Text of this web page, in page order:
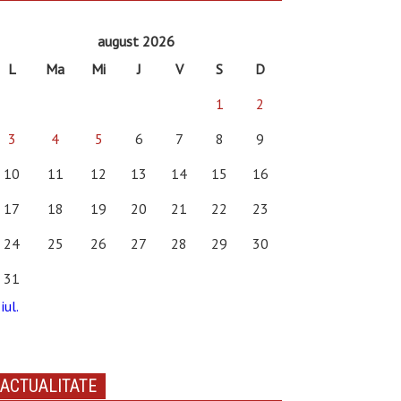
august 2026
L
Ma Mi J V S
D
1
2
3
4 5 6 7 8
9
10
11 12 13 14 15
16
17
18 19 20 21 22
23
24
25 26 27 28 29
30
31
ACTUALITATE